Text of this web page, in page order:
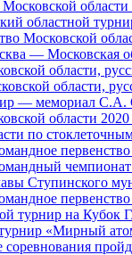
областной
Московской
— Московская
области,
области,
— мемориал С.А.
области
по
Ступинского
турнир на Кубок
«Мирный